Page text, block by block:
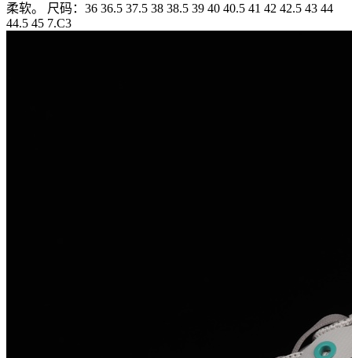
柔软。 尺码：36 36.5 37.5 38 38.5 39 40 40.5 41 42 42.5 43 44
44.5 45 7.C3